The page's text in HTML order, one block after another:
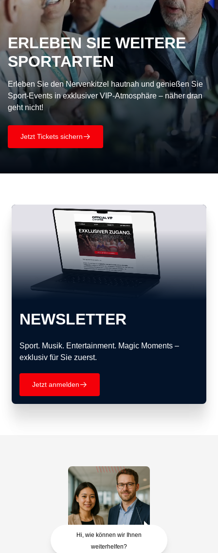
ERLEBEN SIE WEITERE
SPORTARTEN
Erleben Sie den Nervenkitzel hautnah und genießen Sie
Sport-Events in exklusiver VIP-Atmosphäre – näher dran
geht nicht!
Jetzt Tickets sichern􀄫
NEWSLETTER
Sport. Musik. Entertainment. Magic Moments –
exklusiv für Sie zuerst.
Jetzt anmelden􀄫
Hi, wie können wir Ihnen
weiterhelfen?